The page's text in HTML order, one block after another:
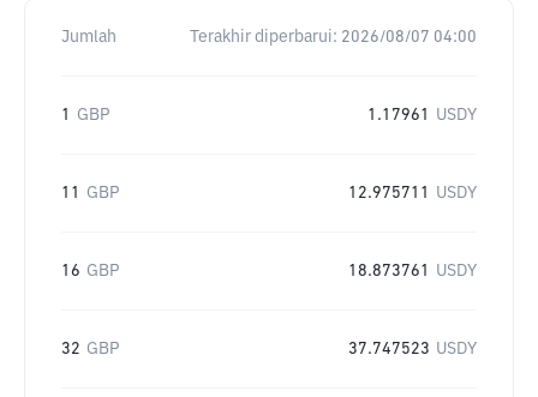
Jumlah Terakhir diperbarui: 2026/08/07 04:00
1 GBP 1.17961 USDY
11 GBP 12.975711 USDY
16 GBP 18.873761 USDY
32 GBP 37.747523 USDY